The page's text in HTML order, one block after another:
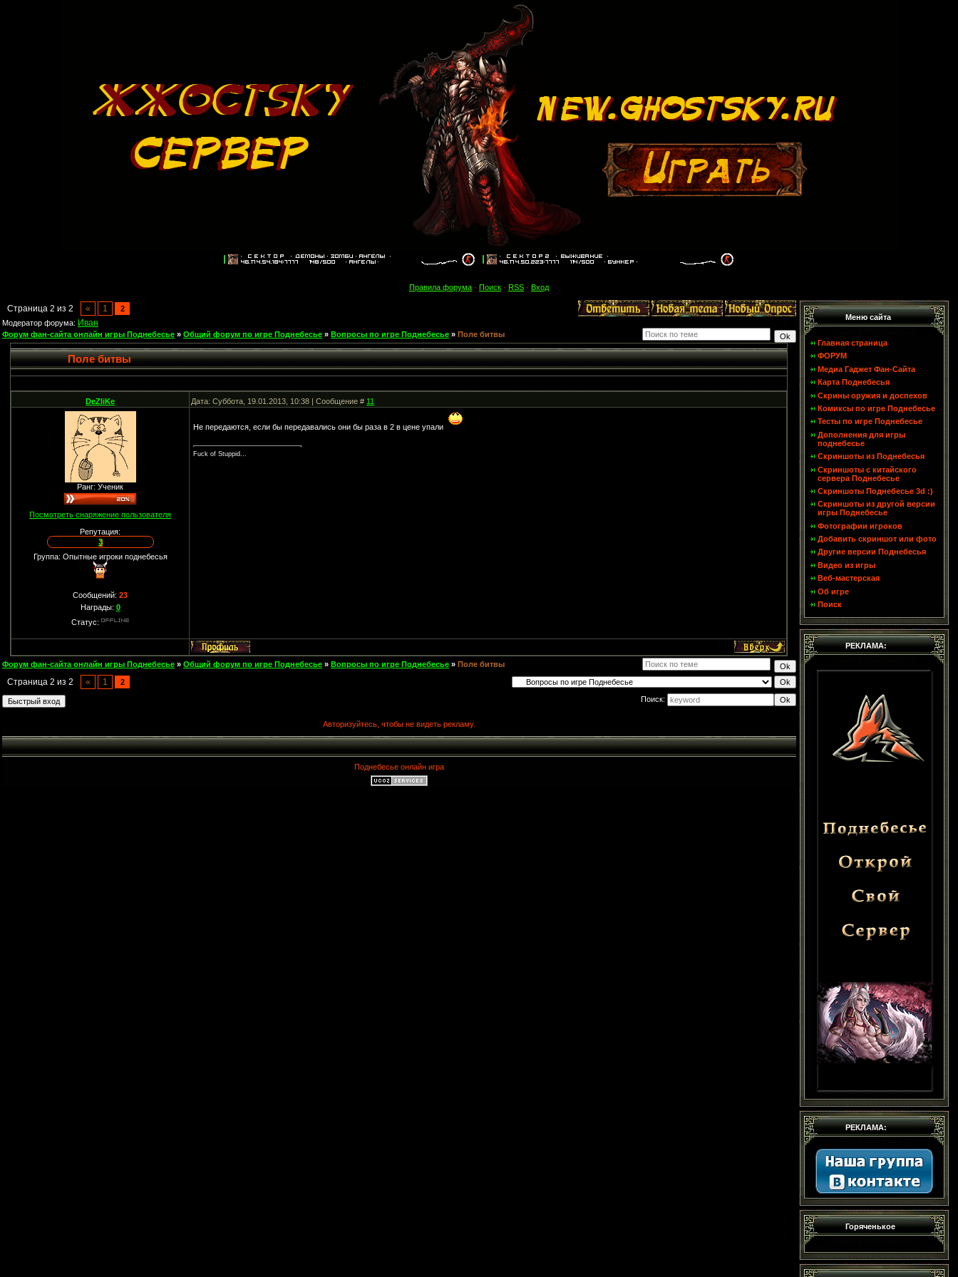
Правила форума · Поиск · RSS · Вход
Страница 2 из 2 « 1
2
Модератор форума: Иван
Форум фан-сайта онлайн игры Поднебесье » Общий форум по игре Поднебесье » Вопросы по игре Поднебесье » Поле битвы
Поле битвы
DeZliKe Дата: Суббота, 19.01.2013, 10:38 | Сообщение #11
Ранг: Ученик
Посмотреть снаряжение пользователя
Репутация:
3
Группа: Опытные игроки поднебесья
Сообщений:23
Награды: 0
Статус:
Не передаются, если бы передавались они бы раза в 2 в цене упали
Fuck of Stuppid...
Форум фан-сайта онлайн игры Поднебесье » Общий форум по игре Поднебесье » Вопросы по игре Поднебесье » Поле битвы
Страница 2 из 2 « 1
2
Поиск:
Авторизуйтесь, чтобы не видеть рекламу.
Поднебесье онлайн игра
Меню сайта
Главная страница
ФОРУМ
Медиа Гаджет Фан-Сайта
Карта Поднебесья
Скрины оружия и доспехов
Комиксы по игре Поднебесье
Тесты по игре Поднебесье
Дополнения для игры
поднебесье
Скриншоты из Поднебесья
Скриншоты с китайского
сервера Поднебесье
Скриншоты Поднебесье 3d :)
Скриншоты из другой версии
игры Поднебесье
Фотографии игроков
Добавить скриншот или фото
Другие версии Поднебесья
Видео из игры
Веб-мастерская
Об игре
Поиск
РЕКЛАМА:
РЕКЛАМА:
Горяченькое